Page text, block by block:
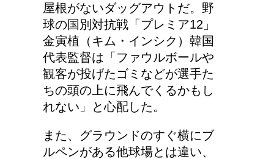
5人乗りの車！子供の乗
車人数とチャイルドシー
トのルール
リンパに転移した場合、
余命って極端に短くなる
の？
屋根がないダッグアウトだ。野
球の国別対抗戦「プレミア12」
金寅植（キム・インシク）韓国
代表監督は「ファウルボールや
観客が投げたゴミなどが選手た
ちの頭の上に飛んでくるかもし
れない」と心配した。
また、グラウンドのすぐ横にブ
ルペンがある他球場とは違い、